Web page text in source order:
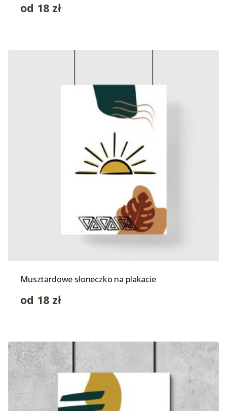
od 18 zł
Musztardowe słoneczko na plakacie
od 18 zł